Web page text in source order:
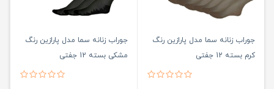
جوراب زنانه سما مدل پارازین رنگ
کرم بسته 12 جفتی
جوراب زنانه سما مدل پارازین رنگ
مشکی بسته 12 جفتی